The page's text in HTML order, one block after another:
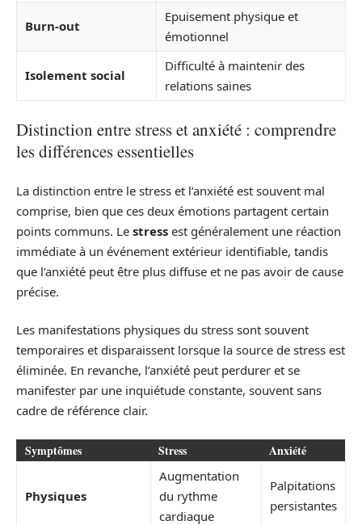
Burn-out
Epuisement physique et
émotionnel
Isolement social
Difficulté à maintenir des
relations saines
Distinction entre stress et anxiété : comprendre
les différences essentielles
La distinction entre le stress et l’anxiété est souvent mal
comprise, bien que ces deux émotions partagent certain
points communs. Le stress est généralement une réaction
immédiate à un événement extérieur identifiable, tandis
que l’anxiété peut être plus diffuse et ne pas avoir de cause
précise.
Les manifestations physiques du stress sont souvent
temporaires et disparaissent lorsque la source de stress est
éliminée. En revanche, l’anxiété peut perdurer et se
manifester par une inquiétude constante, souvent sans
cadre de référence clair.
Symptômes Stress Anxiété
Physiques
Augmentation
du rythme
cardiaque
Palpitations
persistantes